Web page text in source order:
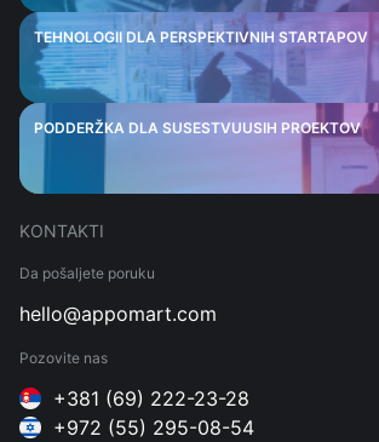
TEHNOLOGII DLA PERSPEKTIVNIH STARTAPOV
PODDERŽKA DLA SUSESTVUUSIH PROEKTOV
KONTAKTI
Da pošaljete poruku
hello@appomart.com
Pozovite nas
+381 (69) 222-23-28
+972 (55) 295-08-54